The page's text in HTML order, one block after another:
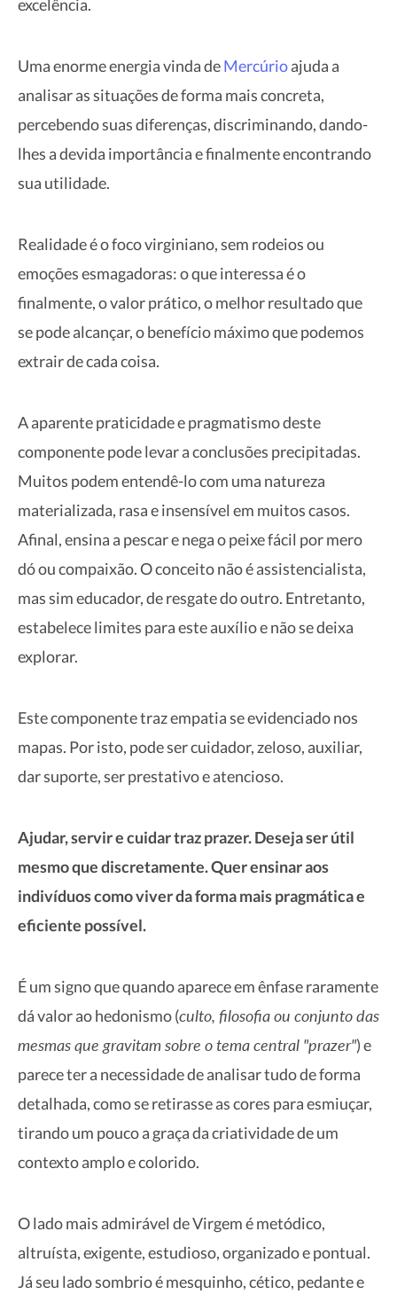
excelência.
Uma enorme energia vinda deMercúrioajuda a
analisar as situações de forma mais concreta,
percebendo suas diferenças, discriminando, dando-
lhes a devida importância e finalmente encontrando
sua utilidade.
Realidade é o foco virginiano, sem rodeios ou
emoções esmagadoras: o que interessa é o
finalmente, o valor prático, o melhor resultado que
se pode alcançar, o benefício máximo que podemos
extrair de cada coisa.
A aparente praticidade e pragmatismo deste
componente pode levar a conclusões precipitadas.
Muitos podem entendê-lo com uma natureza
materializada, rasa e insensível em muitos casos.
Afinal, ensina a pescar e nega o peixe fácil por mero
dó ou compaixão. O conceito não é assistencialista,
mas sim educador, de resgate do outro. Entretanto,
estabelece limites para este auxílio e não se deixa
explorar.
Este componente traz empatia se evidenciado nos
mapas. Por isto, pode ser cuidador, zeloso, auxiliar,
dar suporte, ser prestativo e atencioso.
Ajudar, servir e cuidar traz prazer. Deseja ser útil
mesmo que discretamente. Quer ensinar aos
indivíduos como viver da forma mais pragmática e
eficiente possível.
É um signo que quando aparece em ênfase raramente
dá valor ao hedonismo (culto, filosofia ou conjunto das
mesmas que gravitam sobre o tema central "prazer") e
parece ter a necessidade de analisar tudo de forma
detalhada, como se retirasse as cores para esmiuçar,
tirando um pouco a graça da criatividade de um
contexto amplo e colorido.
O lado mais admirável de Virgem é metódico,
altruísta, exigente, estudioso, organizado e pontual.
Já seu lado sombrio é mesquinho, cético, pedante e